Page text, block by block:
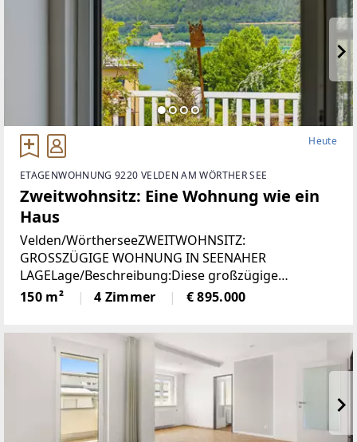
Heute
ETAGENWOHNUNG 9220 VELDEN AM WÖRTHER SEE
Zweitwohnsitz: Eine Wohnung wie ein
Haus
Velden/WörtherseeZWEITWOHNSITZ:
GROSSZÜGIGE WOHNUNG IN SEENAHER
LAGELage/Beschreibung:Diese großzügige
Wohnung vereint hohen Wohnkomfort mit einer
seltenen Zweitwohnsitzwidmung und traumhaftem
150 m² 4 Zimmer € 895.000